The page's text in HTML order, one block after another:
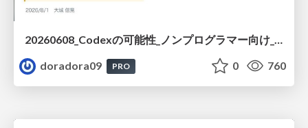
20260608_Codexの可能性_ノンプログラマー向け_大城追記
doradora09
PRO 0 760